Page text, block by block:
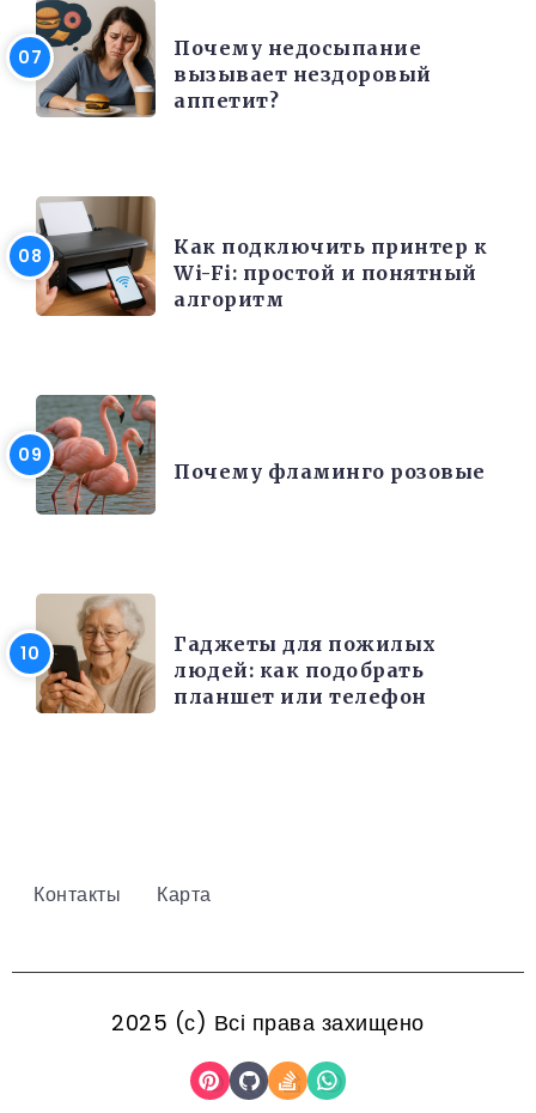
Почему недосыпание
вызывает нездоровый
аппетит?
Как подключить принтер к
Wi-Fi: простой и понятный
алгоритм
Почему фламинго розовые
Гаджеты для пожилых
людей: как подобрать
планшет или телефон
Контакты Карта
2025 (с) Всі права захищено